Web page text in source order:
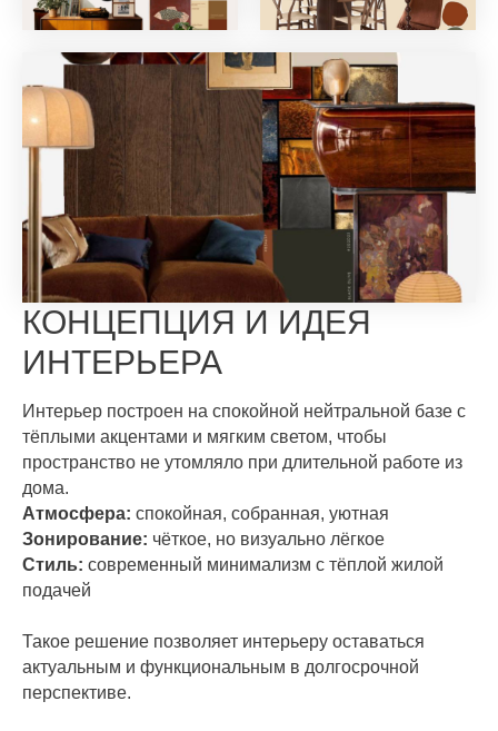
КОНЦЕПЦИЯ И ИДЕЯ
ИНТЕРЬЕРА
Интерьер построен на спокойной нейтральной базе с
тёплыми акцентами и мягким светом, чтобы
пространство не утомляло при длительной работе из
дома.
Атмосфера: спокойная, собранная, уютная
Зонирование: чёткое, но визуально лёгкое
Стиль: современный минимализм с тёплой жилой
подачей
Такое решение позволяет интерьеру оставаться
актуальным и функциональным в долгосрочной
перспективе.